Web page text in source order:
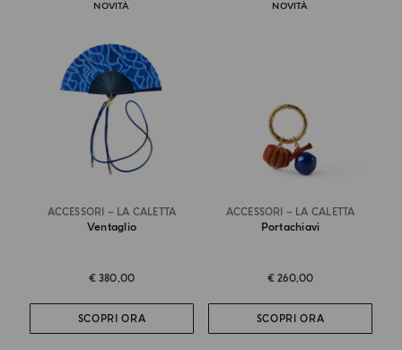
NOVITÀ
ACCESSORI – LA CALETTA
Ventaglio
€ 380,00
SCOPRI ORA
NOVITÀ
ACCESSORI – LA CALETTA
Portachiavi
€ 260,00
SCOPRI ORA